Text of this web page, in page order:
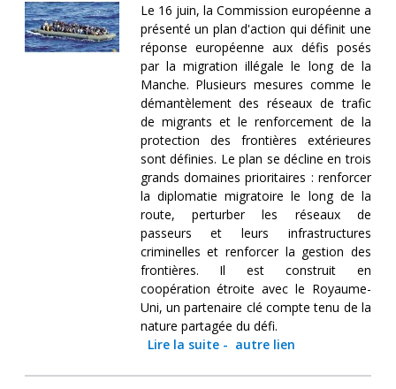
Le 16 juin, la Commission européenne a
présenté un plan d'action qui définit une
réponse européenne aux défis posés
par la migration illégale le long de la
Manche. Plusieurs mesures comme le
démantèlement des réseaux de trafic
de migrants et le renforcement de la
protection des frontières extérieures
sont définies. Le plan se décline en trois
grands domaines prioritaires : renforcer
la diplomatie migratoire le long de la
route, perturber les réseaux de
passeurs et leurs infrastructures
criminelles et renforcer la gestion des
frontières. Il est construit en
coopération étroite avec le Royaume-
Uni, un partenaire clé compte tenu de la
nature partagée du défi.
Lire la suite- autre lien